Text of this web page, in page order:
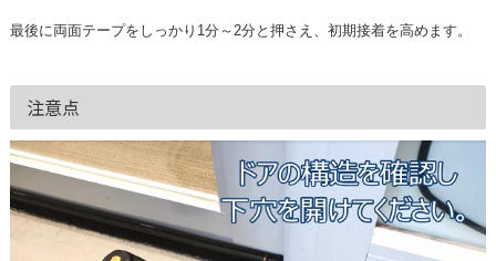
最後に両面テープをしっかり1分～2分と押さえ、初期接着を高めます。
注意点